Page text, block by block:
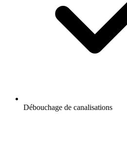
Débouchage de canalisations